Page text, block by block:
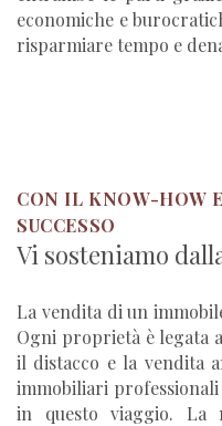
economiche e
risparmiare tempo e
CON IL KNOW-HOW
SUCCESSO
Vi sosteniamo
La vendita di un
Ogni proprietà è legata
il distacco e la vendita
immobiliari
in questo viaggio. La